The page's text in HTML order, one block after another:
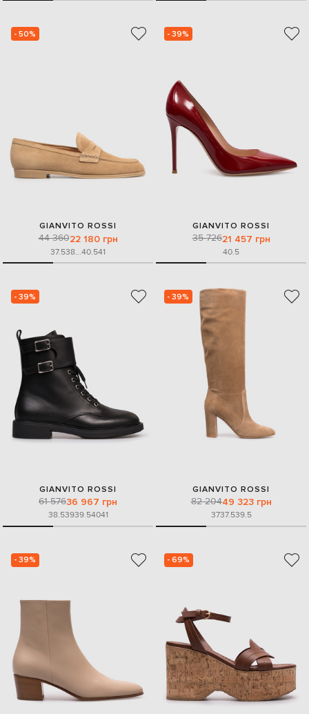
- 50%
GIANVITO ROSSI
44 36022 180 грн
37.538...40.541
- 39%
GIANVITO ROSSI
35 72621 457 грн
40.5
- 39%
GIANVITO ROSSI
61 57636 967 грн
38.53939.54041
- 39%
GIANVITO ROSSI
82 20449 323 грн
3737.539.5
- 39% - 69%